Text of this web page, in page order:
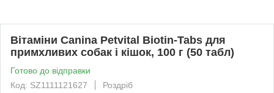
Вітаміни Canina Petvital Biotin-Tabs для
примхливих собак і кішок, 100 г (50 табл)
Готово до відправки
Код: SZ1111121627
Роздріб